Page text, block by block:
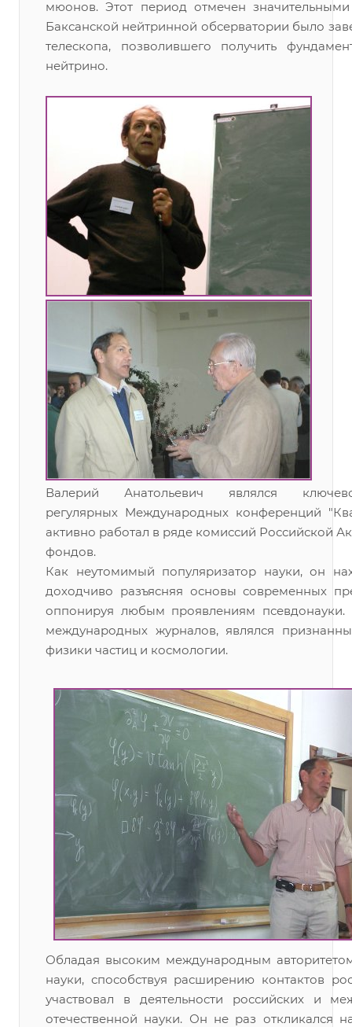
мюонов. Этот период отмечен
Баксанской нейтринной обсерватории было
телескопа, позволившего получить
нейтрино.
Валерий Анатольевич являлся
регулярных Международных конференций
активно работал в ряде комиссий Российской
фондов.
Как неутомимый популяризатор науки, он
доходчиво разъясняя основы современных
оппонируя любым проявлениям
международных журналов, являлся
физики частиц и космологии.
Обладая высоким международным
науки, способствуя расширению контактов
участвовал в деятельности российских и
отечественной науки. Он не раз откликался